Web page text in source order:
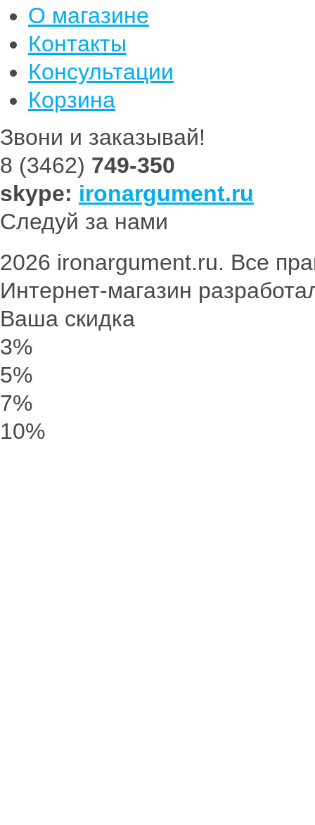
О магазине
Контакты
Консультации
Корзина
Звони и заказывай!
8 (3462) 749-350
skype: ironargument.ru
Следуй за нами
2026 ironargument.ru. Все
Интернет-магазин
Ваша скидка
3%
5%
7%
10%